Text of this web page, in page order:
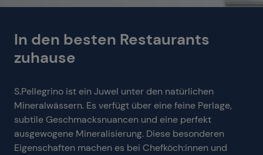
In den besten Restaurants
zuhause
S.Pellegrino ist ein Juwel unter den natürlichen
Mineralwässern. Es verfügt über eine feine Perlage,
subtile Geschmacksnuancen und eine perfekt
ausgewogene Mineralisierung. Diese besonderen
Eigenschaften machen es bei Chefköch:innen und